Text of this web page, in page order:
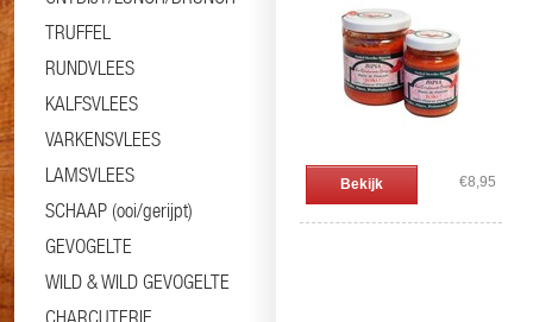
TRUFFEL
RUNDVLEES
KALFSVLEES
VARKENSVLEES
LAMSVLEES
SCHAAP (ooi/gerijpt)
GEVOGELTE
WILD & WILD GEVOGELTE
CHARCUTERIE
Bekijk €8,95